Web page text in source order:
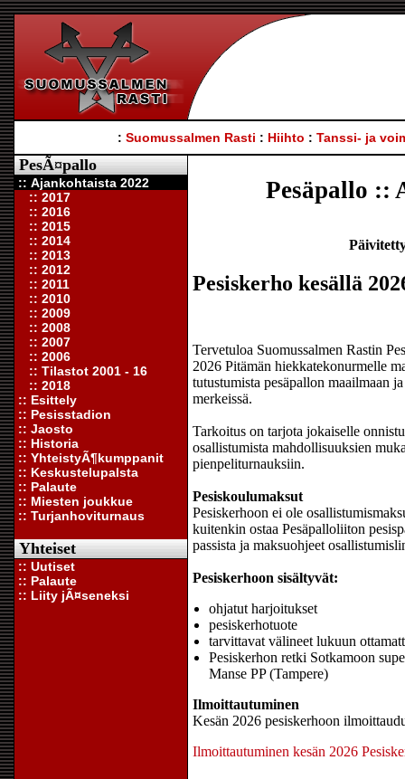
: Suomussalmen Rasti : Hiihto : Tanssi- ja
PesÃ¤pallo
:: Ajankohtaista 2022
:: 2017
:: 2016
:: 2015
:: 2014
:: 2013
:: 2012
:: 2011
:: 2010
:: 2009
:: 2008
:: 2007
:: 2006
:: Tilastot 2001 - 16
:: 2018
:: Esittely
:: Pesisstadion
:: Jaosto
:: Historia
:: YhteistyÃ¶kumppanit
:: Keskustelupalsta
:: Palaute
:: Miesten joukkue
:: Turjanhoviturnaus
Yhteiset
:: Uutiset
:: Palaute
:: Liity jÃ¤seneksi
Pesäpallo ::
Pesiskerho kesällä
Tervetuloa Suomussalmen Rastin
2026 Pitämän hiekkatekonurmelle
tutustumista pesäpallon maailmaan
merkeissä.
Tarkoitus on tarjota jokaiselle
osallistumista mahdollisuuksien
pienpeliturnauksiin.
Pesiskoulumaksut
Pesiskerhoon ei ole
kuitenkin ostaa Pesäpalloliiton
passista ja maksuohjeet
Pesiskerhoon sisältyvät:
ohjatut harjoitukset
pesiskerhotuote
tarvittavat välineet lukuun
Pesiskerhon retki Sotkamoon
Manse PP (Tampere)
Ilmoittautuminen
Kesän 2026 pesiskerhoon
Ilmoittautuminen kesän 2026